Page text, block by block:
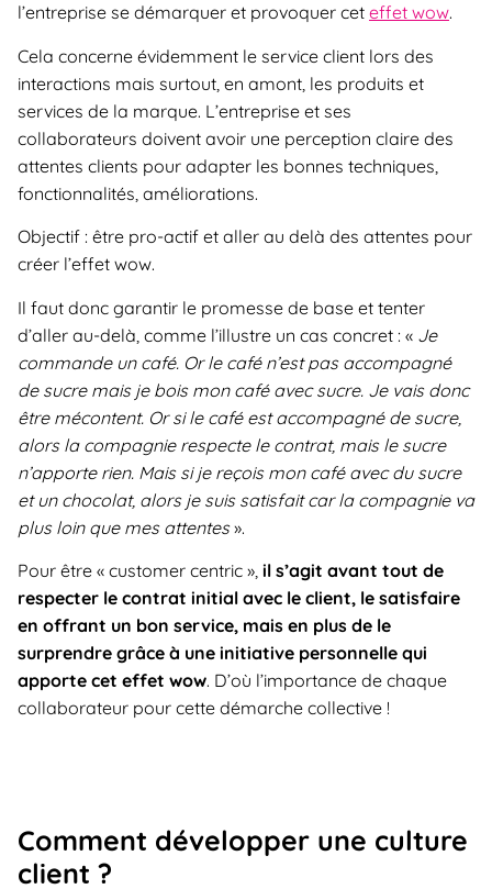
l’entreprise se démarquer et provoquer cet effet wow.
Cela concerne évidemment le service client lors des
interactions mais surtout, en amont, les produits et
services de la marque. L’entreprise et ses
collaborateurs doivent avoir une perception claire des
attentes clients pour adapter les bonnes techniques,
fonctionnalités, améliorations.
Objectif : être pro-actif et aller au delà des attentes pour
créer l’effet wow.
Il faut donc garantir le promesse de base et tenter
d’aller au-delà, comme l’illustre un cas concret : « Je
commande un café. Or le café n’est pas accompagné
de sucre mais je bois mon café avec sucre. Je vais donc
être mécontent. Or si le café est accompagné de sucre,
alors la compagnie respecte le contrat, mais le sucre
n’apporte rien. Mais si je reçois mon café avec du sucre
et un chocolat, alors je suis satisfait car la compagnie va
plus loin que mes attentes».
Pour être « customer centric », il s’agit avant tout de
respecter le contrat initial avec le client, le satisfaire
en offrant un bon service, mais en plus de le
surprendre grâce à une initiative personnelle qui
apporte cet effet wow. D’où l’importance de chaque
collaborateur pour cette démarche collective !
Comment développer une culture
client ?